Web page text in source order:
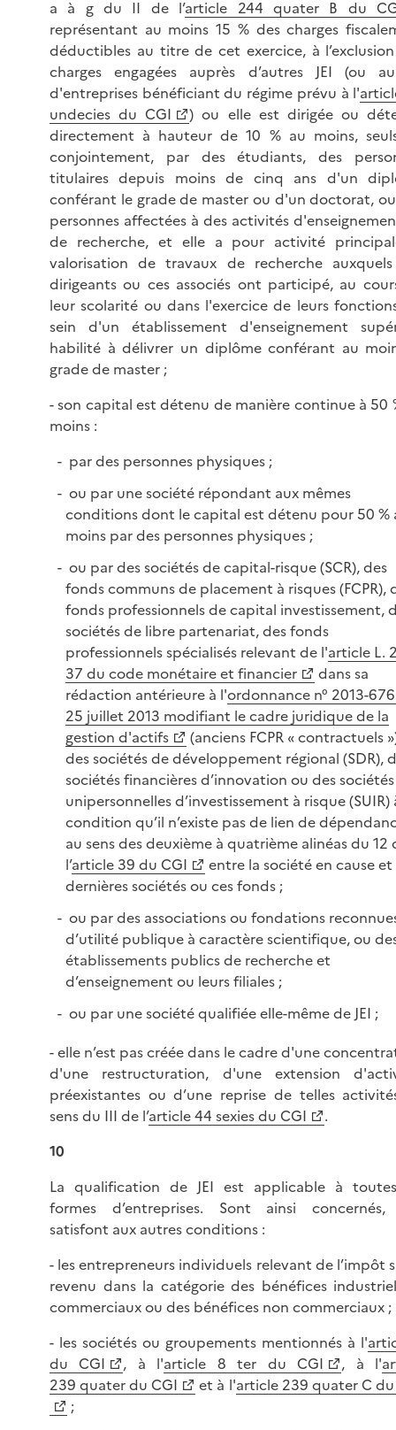
a à g du II de l’article 244 quater B du
représentant au moins 15 % des charges
déductibles au titre de cet exercice, à
charges engagées auprès d’autres JEI (ou
d'entreprises bénéficiant du régime prévu à l'
undecies du CGI
) ou elle est dirigée ou
directement à hauteur de 10 % au moins,
conjointement, par des étudiants, des
titulaires depuis moins de cinq ans d'un
conférant le grade de master ou d'un doctorat,
personnes affectées à des activités
de recherche, et elle a pour activité
valorisation de travaux de recherche
dirigeants ou ces associés ont participé, au
leur scolarité ou dans l'exercice de leurs
sein d'un établissement d'enseignement
habilité à délivrer un diplôme conférant au
grade de master ;
- son capital est détenu de manière continue à 50
moins :
par des personnes physiques ;
ou par une société répondant aux mêmes
conditions dont le capital est détenu pour 50 %
moins par des personnes physiques ;
ou par des sociétés de capital-risque (SCR), des
fonds communs de placement à risques (FCPR),
fonds professionnels de capital investissement,
sociétés de libre partenariat, des fonds
professionnels spécialisés relevant de l'article L.
37 du code monétaire et financier
dans sa
rédaction antérieure à l'ordonnance n° 2013-
25 juillet 2013 modifiant le cadre juridique de la
gestion d'actifs
(anciens FCPR « contractuels
des sociétés de développement régional (SDR),
sociétés financières d’innovation ou des sociétés
unipersonnelles d’investissement à risque (SUIR)
condition qu’il n’existe pas de lien de
au sens des deuxième à quatrième alinéas du 12
l’article 39 du CGI
entre la société en cause et
dernières sociétés ou ces fonds ;
ou par des associations ou fondations
d’utilité publique à caractère scientifique, ou
établissements publics de recherche et
d’enseignement ou leurs filiales ;
ou par une société qualifiée elle-même de JEI ;
- elle n’est pas créée dans le cadre d'une
d'une restructuration, d'une extension
préexistantes ou d’une reprise de telles
sens du III de l’article 44 sexies du CGI
.
10
La qualification de JEI est applicable à
formes d’entreprises. Sont ainsi concernés,
satisfont aux autres conditions :
- les entrepreneurs individuels relevant de l’impôt
revenu dans la catégorie des bénéfices
commerciaux ou des bénéfices non commerciaux ;
- les sociétés ou groupements mentionnés à l'
du CGI
, à l'article 8 ter du CGI , à l'
239 quater du CGI
et à l'article 239 quater C
;